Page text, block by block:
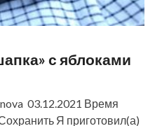
с яблоками
03.12.2021 Время
Я приготовил(а)